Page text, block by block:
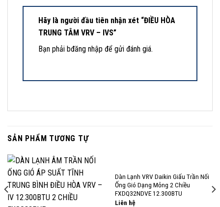
Hãy là người đầu tiên nhận xét “ĐIỀU HÒA
TRUNG TÂM VRV – IVS”
Bạn phải bđăng nhập để gửi đánh giá.
SẢN PHẨM TƯƠNG TỰ
Dàn Lạnh VRV Daikin Giấu Trần Nối
Ống Gió Dạng Mỏng 2 Chiều
FXDQ32NDVE 12.300BTU
Liên hệ